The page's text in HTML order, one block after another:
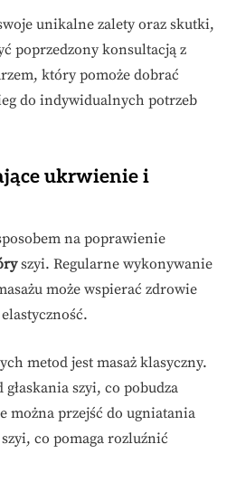
unikalne zalety oraz skutki,
poprzedzony konsultacją z
który pomoże dobrać
do indywidualnych potrzeb
ukrwienie i
na poprawienie
szyi. Regularne wykonywanie
może wspierać zdrowie
metod jest masaż klasyczny.
głaskania szyi, co pobudza
można przejść do ugniatania
co pomaga rozluźnić